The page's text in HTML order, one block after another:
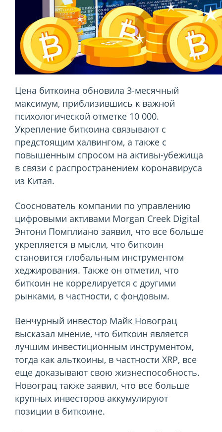
Цена биткоина обновила 3-месячный
максимум, приблизившись к важной
психологической отметке 10 000.
Укрепление биткоина связывают с
предстоящим халвингом, а также с
повышенным спросом на активы-убежища
в связи с распространением коронавируса
из Китая.
Сооснователь компании по управлению
цифровыми активами Morgan Creek Digital
Энтони Помплиано заявил, что все больше
укрепляется в мысли, что биткоин
становится глобальным инструментом
хеджирования. Также он отметил, что
биткоин не коррелируется с другими
рынками, в частности, с фондовым.
Венчурный инвестор Майк Новограц
высказал мнение, что биткоин является
лучшим инвестиционным инструментом,
тогда как альткоины, в частности XRP, все
еще доказывают свою жизнеспособность.
Новограц также заявил, что все больше
крупных инвесторов аккумулируют
позиции в биткоине.